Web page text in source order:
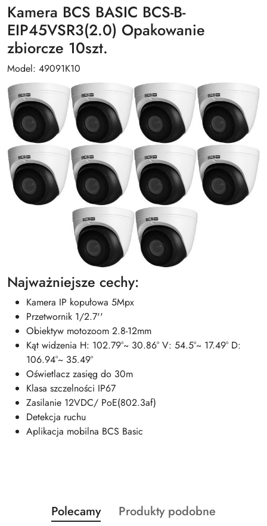
Kamera BCS BASIC BCS-B-
EIP45VSR3(2.0) Opakowanie
zbiorcze 10szt.
Model: 49091K10
Najważniejsze cechy:
Kamera IP kopułowa 5Mpx
Przetwornik 1/2.7''
Obiektyw motozoom 2.8-12mm
Kąt widzenia H: 102.79°~ 30.86° V: 54.5°~ 17.49° D:
106.94°~ 35.49°
Oświetlacz zasięg do 30m
Klasa szczelności IP67
Zasilanie 12VDC/ PoE(802.3af)
Detekcja ruchu
Aplikacja mobilna BCS Basic
Pomiń karuzelę produktów
Produkty
Polecamy
Produkty
Produkty podobne